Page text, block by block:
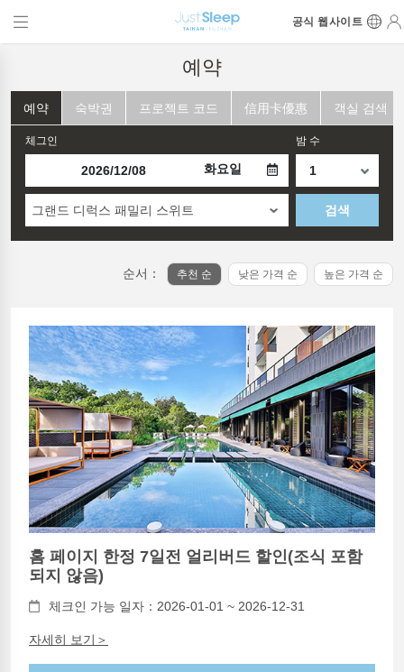
공식 웹사이트
예약
예약 숙박권 프로젝트 코드 信用卡優惠 객실 검색
체그인
화요일
밤 수
그랜드 디럭스 패밀리 스위트 검색
순서： 추천 순 낮은 가격 순 높은 가격 순
홈 페이지 한정 7일전 얼리버드 할인(조식 포함
되지 않음)
체크인 가능 일자：2026-01-01 ~ 2026-12-31
자세히 보기＞